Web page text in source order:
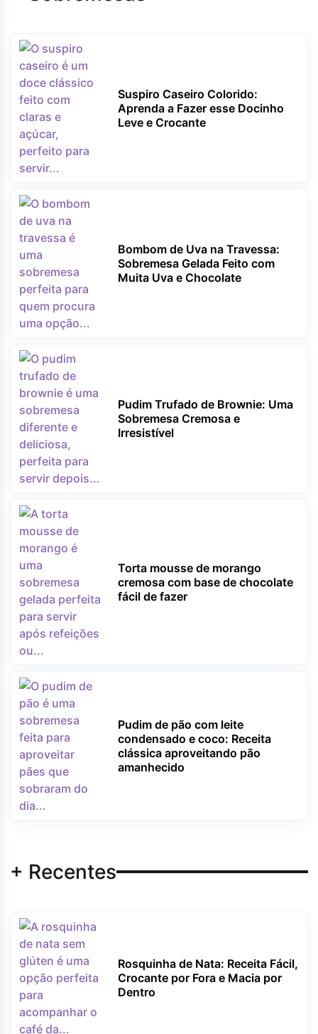
Suspiro Caseiro Colorido:
Aprenda a Fazer esse Docinho
Leve e Crocante
Bombom de Uva na Travessa:
Sobremesa Gelada Feito com
Muita Uva e Chocolate
Pudim Trufado de Brownie: Uma
Sobremesa Cremosa e
Irresistível
Torta mousse de morango
cremosa com base de chocolate
fácil de fazer
Pudim de pão com leite
condensado e coco: Receita
clássica aproveitando pão
amanhecido
+ Recentes
Rosquinha de Nata: Receita Fácil,
Crocante por Fora e Macia por
Dentro